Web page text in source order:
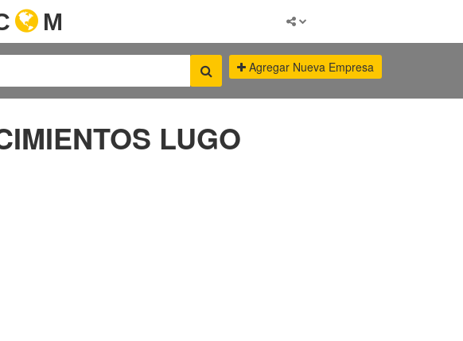
M
Agregar Nueva Empresa
LUGO